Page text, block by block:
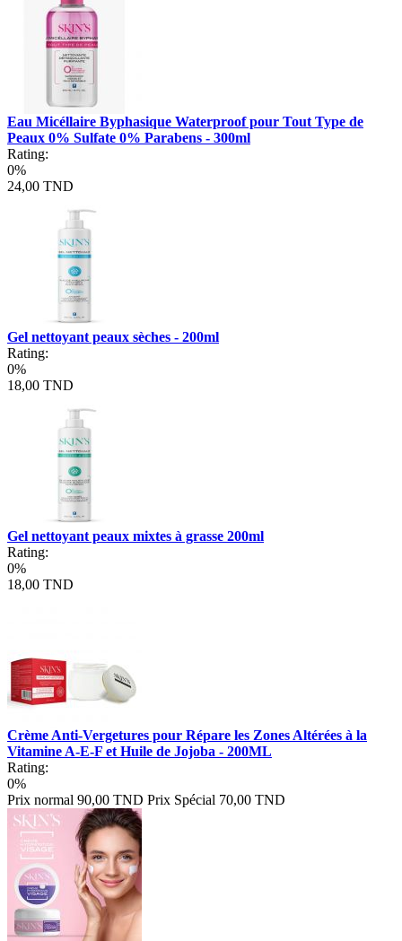
Eau Micéllaire Byphasique Waterproof pour Tout Type de
Peaux 0% Sulfate 0% Parabens - 300ml
Rating:
0%
24,00 TND
Gel nettoyant peaux sèches - 200ml
Rating:
0%
18,00 TND
Gel nettoyant peaux mixtes à grasse 200ml
Rating:
0%
18,00 TND
Crème Anti-Vergetures pour Répare les Zones Altérées à la
Vitamine A-E-F et Huile de Jojoba - 200ML
Rating:
0%
Prix normal 90,00 TND Prix Spécial 70,00 TND